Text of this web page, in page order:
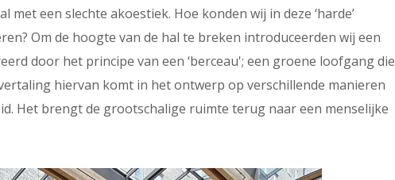
een slechte akoestiek. Hoe konden wij in deze ‘harde’
Om de hoogte van de hal te breken introduceerden wij een
door het principe van een ‘berceau'; een groene loofgang die
hiervan komt in het ontwerp op verschillende manieren
Het brengt de grootschalige ruimte terug naar een menselijke